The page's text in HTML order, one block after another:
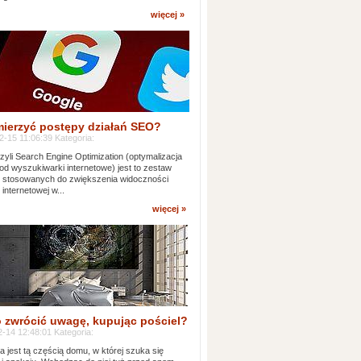
więcej »
postępy działań SEO?
15 11:06:39 Kategoria:
Search Engine Optimization (optymalizacja
wyszukiwarki internetowe) jest to zestaw
stosowanych do zwiększenia widoczności
w...
więcej »
zwrócić uwagę, kupując pościel?
14 12:48:01 Kategoria:
jest tą częścią domu, w której szuka się